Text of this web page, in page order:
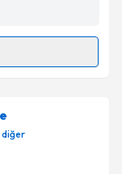
talebi
için bir
diğer